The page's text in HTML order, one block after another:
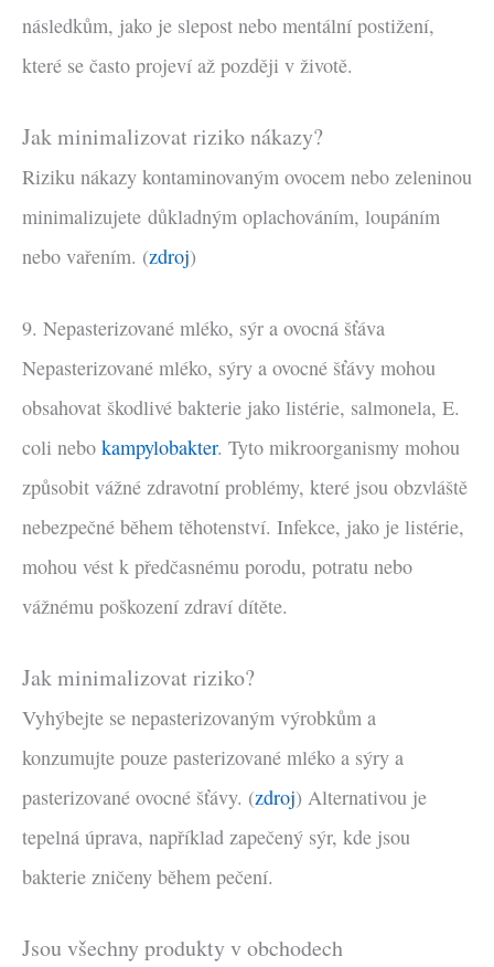
následkům, jako je slepost nebo mentální postižení,
které se často projeví až později v životě.
Jak minimalizovat riziko nákazy?
Riziku nákazy kontaminovaným ovocem nebo zeleninou
minimalizujete důkladným oplachováním, loupáním
nebo vařením. (zdroj)
9. Nepasterizované mléko, sýr a ovocná šťáva
Nepasterizované mléko, sýry a ovocné šťávy mohou
obsahovat škodlivé bakterie jako listérie, salmonela, E.
coli nebo kampylobakter. Tyto mikroorganismy mohou
způsobit vážné zdravotní problémy, které jsou obzvláště
nebezpečné během těhotenství. Infekce, jako je listérie,
mohou vést k předčasnému porodu, potratu nebo
vážnému poškození zdraví dítěte.
Jak minimalizovat riziko?
Vyhýbejte se nepasterizovaným výrobkům a
konzumujte pouze pasterizované mléko a sýry a
pasterizované ovocné šťávy. (zdroj) Alternativou je
tepelná úprava, například zapečený sýr, kde jsou
bakterie zničeny během pečení.
Jsou všechny produkty v obchodech